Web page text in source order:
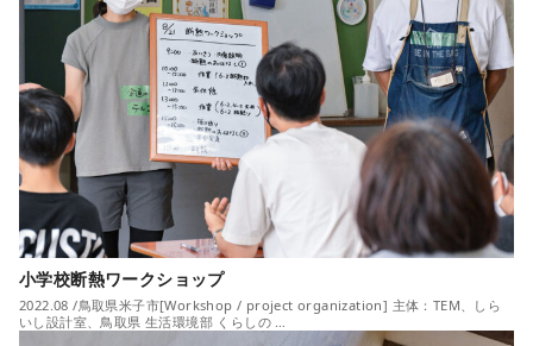
小学校断熱ワークショップ
2022.08 /鳥取県米子市[Workshop / project organization] 主体：TEM、しら
いし設計室、鳥取県 生活環境部 くらしの …